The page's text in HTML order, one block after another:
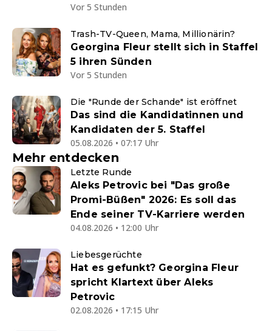
Vor 5 Stunden
Trash-TV-Queen, Mama, Millionärin?
Georgina Fleur stellt sich in Staffel
5 ihren Sünden
Vor 5 Stunden
Die "Runde der Schande" ist eröffnet
Das sind die Kandidatinnen und
Kandidaten der 5. Staffel
05.08.2026 • 07:17 Uhr
Mehr entdecken
Letzte Runde
Aleks Petrovic bei "Das große
Promi-Büßen" 2026: Es soll das
Ende seiner TV-Karriere werden
04.08.2026 • 12:00 Uhr
Liebesgerüchte
Hat es gefunkt? Georgina Fleur
spricht Klartext über Aleks
Petrovic
02.08.2026 • 17:15 Uhr